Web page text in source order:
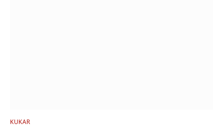
KUKAR